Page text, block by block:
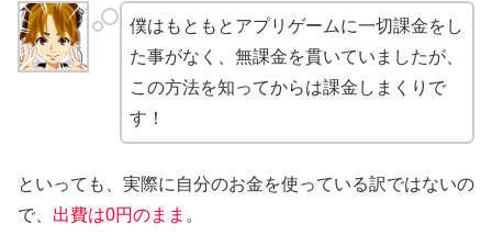
僕はもともとアプリゲームに一切課金をし
た事がなく、無課金を貫いていましたが、
この方法を知ってからは課金しまくりで
す！
といっても、実際に自分のお金を使っている訳ではないの
で、 出費は0円のまま 。